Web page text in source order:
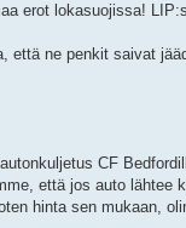
erot lokasuojissa!
että ne penkit saivat
CF
että jos auto lähtee
hinta sen mukaan,